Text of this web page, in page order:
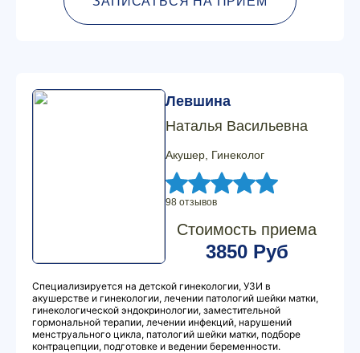
Левшина
Наталья Васильевна
Акушер, Гинеколог
98 отзывов
Стоимость приема
3850 Руб
Специализируется на детской гинекологии, УЗИ в
акушерстве и гинекологии, лечении патологий шейки матки,
гинекологической эндокринологии, заместительной
гормональной терапии, лечении инфекций, нарушений
менструального цикла, патологий шейки матки, подборе
контрацепции, подготовке и ведении беременности.